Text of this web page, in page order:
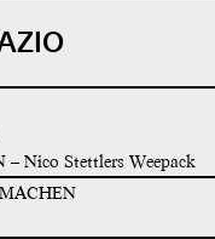
Nico Stettlers Weepack